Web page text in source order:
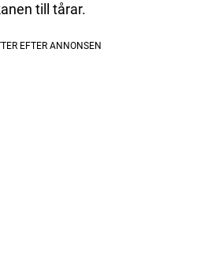
till tårar.